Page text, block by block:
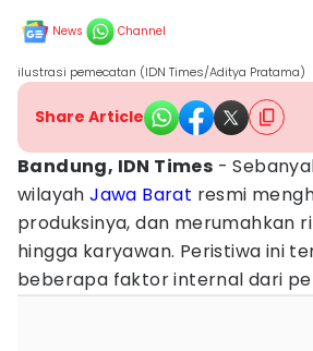
News Channel
ilustrasi pemecatan (IDN Times/Aditya Pratama)
Share Article
Bandung, IDN Times -
wilayahJawa Barat resmi
produksinya, dan merumahkan
hingga karyawan. Peristiwa ini
beberapa faktor internal dari